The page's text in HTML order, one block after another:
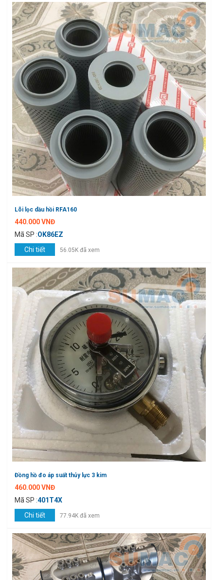
Lõi lọc dầu hồi RFA160
440.000 VNĐ
Mã SP :OK86EZ
Chi tiết
56.05K đã xem
Đồng hồ đo áp suất thủy lực 3 kim
460.000 VNĐ
Mã SP :401T4X
Chi tiết
77.94K đã xem